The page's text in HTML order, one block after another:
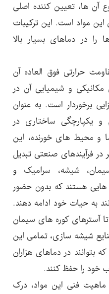
آن ها، تعیین کننده اصلی
مواد است. این ترکیبات
را در دماهای بسیار بالا
حرارتی فوق العاده آن
و شیمیایی آن در
برخوردار است. به عنوان
و یکپارچگی ساختاری در
و محیط های خورنده، این
در فرآیندهای صنعتی تبدیل
شیشه، سرامیک و
هایی هستند که بدون حضور
به حیات خود ادامه دهند.
آسترهای کوره های سیمان
شیشه سازی، تمامی این
بتوانند در دماهای هزاران
خود را حفظ کنند.
ماهیت فنی این مواد، درک